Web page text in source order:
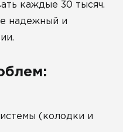
каждые 30 тысяч.
надежный и
(колодки и